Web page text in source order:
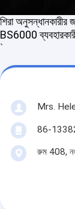
কারখানা ভ্রমণ
খবর
মামলা
Shopping
শিরা
BS6000
`
Mrs.
86-
রুম 408, নং